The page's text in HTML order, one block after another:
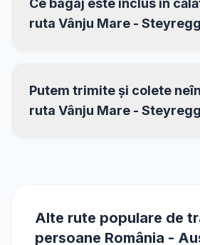
Ce bagaj este inclus în
ruta Vânju Mare -
Putem trimite și colete
ruta Vânju Mare -
Alte rute populare de
persoane România -